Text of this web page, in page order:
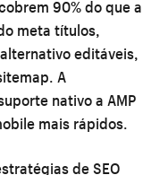
90% do que a
meta títulos,
editáveis,
A
nativo a AMP
mais rápidos.
de SEO